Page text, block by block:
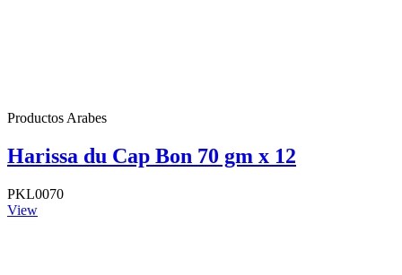
Productos Arabes
Harissa du Cap Bon 70 gm x 12
PKL0070
View